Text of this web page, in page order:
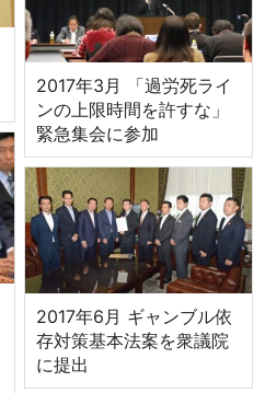
2017年3月 「過労死ライ
ンの上限時間を許すな」
緊急集会に参加
2017年6月 ギャンブル依
存対策基本法案を衆議院
に提出